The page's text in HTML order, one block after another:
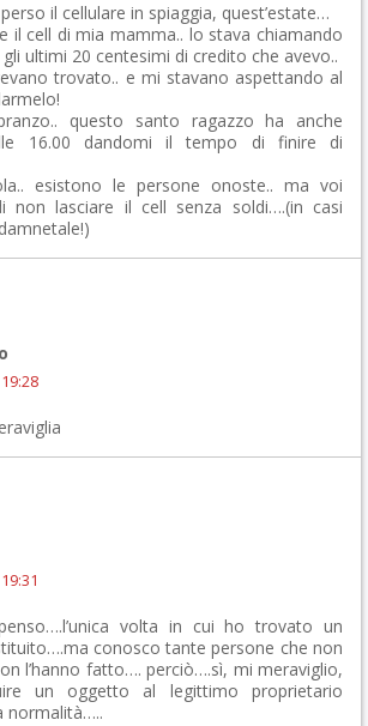
il cellulare in spiaggia, quest’estate…
il cell di mia mamma.. lo stava chiamando
ultimi 20 centesimi di credito che avevo..
trovato.. e mi stavano aspettando al
questo santo ragazzo ha anche
16.00 dandomi il tempo di finire di
esistono le persone onoste.. ma voi
non lasciare il cell senza soldi….(in casi
volta in cui ho trovato un
conosco tante persone che non
l’hanno fatto…. perciò….sì, mi meraviglio,
un oggetto al legittimo proprietario
normalità…..